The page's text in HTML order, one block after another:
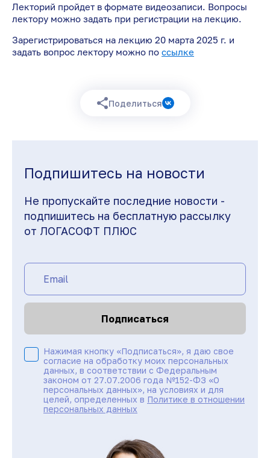
Лекторий пройдет в формате видеозаписи. Вопросы
лектору можно задать при регистрации на лекцию.
Зарегистрироваться на лекцию 20 марта 2025 г. и
задать вопрос лектору можно по ссылке
Поделиться
Подпишитесь на новости
Не пропускайте последние новости -
подпишитесь на бесплатную рассылку
от ЛОГАСОФТ ПЛЮС
Подписаться
Нажимая кнопку «Подписаться», я даю свое
согласие на обработку моих персональных
данных, в соответствии с Федеральным
законом от 27.07.2006 года №152-ФЗ «О
персональных данных», на условиях и для
целей, определенных в Политике в отношении
персональных данных